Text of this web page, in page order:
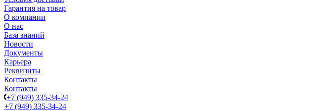
Гарантия на товар
О компании
О нас
База знаний
Новости
Документы
Карьера
Реквизиты
Контакты
Контакты
+7 (949) 335-34-24
+7 (949) 335-34-24